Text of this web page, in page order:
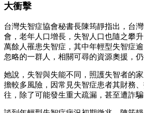
大衝擊
台灣失智症協會秘書長陳筠靜指出，台
會，老年人口增長，失智人口也隨之攀
萬餘人罹患失智症，其中年輕型失智症
忽略的一群人，相關可尋的資源奧援，仍
她說，失智與失能不同，照護失智者的
擔較多風險，因常見失智症患者其財務
往，除了可能發生重大疏漏，甚至遭詐騙